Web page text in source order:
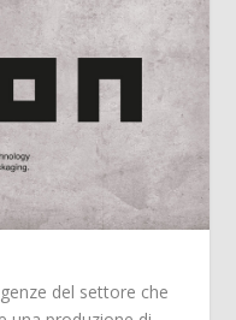
del settore che